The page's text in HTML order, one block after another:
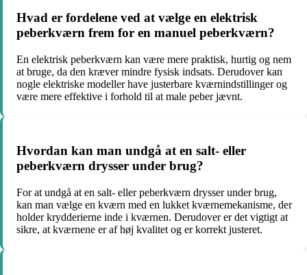
Hvad er fordelene ved at vælge en elektrisk
peberkværn frem for en manuel peberkværn?
En elektrisk peberkværn kan være mere praktisk, hurtig og nem
at bruge, da den kræver mindre fysisk indsats. Derudover kan
nogle elektriske modeller have justerbare kværnindstillinger og
være mere effektive i forhold til at male peber jævnt.
Hvordan kan man undgå at en salt- eller
peberkværn drysser under brug?
For at undgå at en salt- eller peberkværn drysser under brug,
kan man vælge en kværn med en lukket kværnemekanisme, der
holder krydderierne inde i kværnen. Derudover er det vigtigt at
sikre, at kværnene er af høj kvalitet og er korrekt justeret.